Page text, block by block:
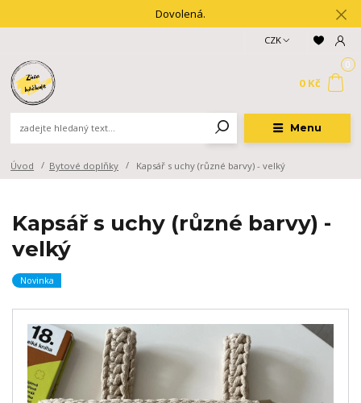
Dovolená.
Menu
CZK
0 Kč
Úvod Bytové doplňky Kapsář s uchy (různé barvy) - velký
Kapsář s uchy (různé barvy) -
velký
Novinka